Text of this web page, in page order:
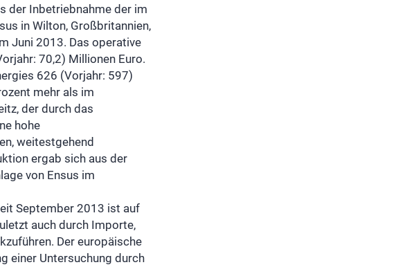
der Inbetriebnahme der im
in Wilton, Großbritannien,
Juni 2013. Das operative
70,2) Millionen Euro.
626 (Vorjahr: 597)
mehr als im
der durch das
hohe
weitestgehend
ergab sich aus der
von Ensus im
September 2013 ist auf
auch durch Importe,
Der europäische
einer Untersuchung durch